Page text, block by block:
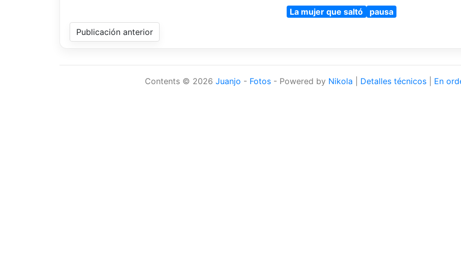
La mujer que saltó
pausa
Publicación anterior
Contents © 2026 Juanjo - Fotos- Powered by Nikola Detalles técnicos| En